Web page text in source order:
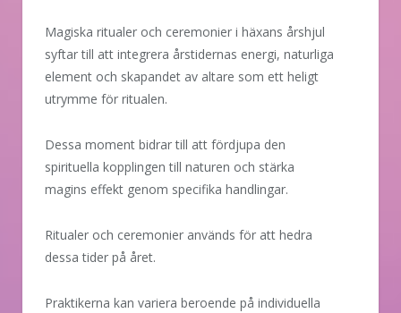
Magiska ritualer och ceremonier i häxans årshjul
syftar till att integrera årstidernas energi, naturliga
element och skapandet av altare som ett heligt
utrymme för ritualen.
Dessa moment bidrar till att fördjupa den
spirituella kopplingen till naturen och stärka
magins effekt genom specifika handlingar.
Ritualer och ceremonier används för att hedra
dessa tider på året.
Praktikerna kan variera beroende på individuella